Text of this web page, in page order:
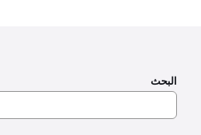
البحث